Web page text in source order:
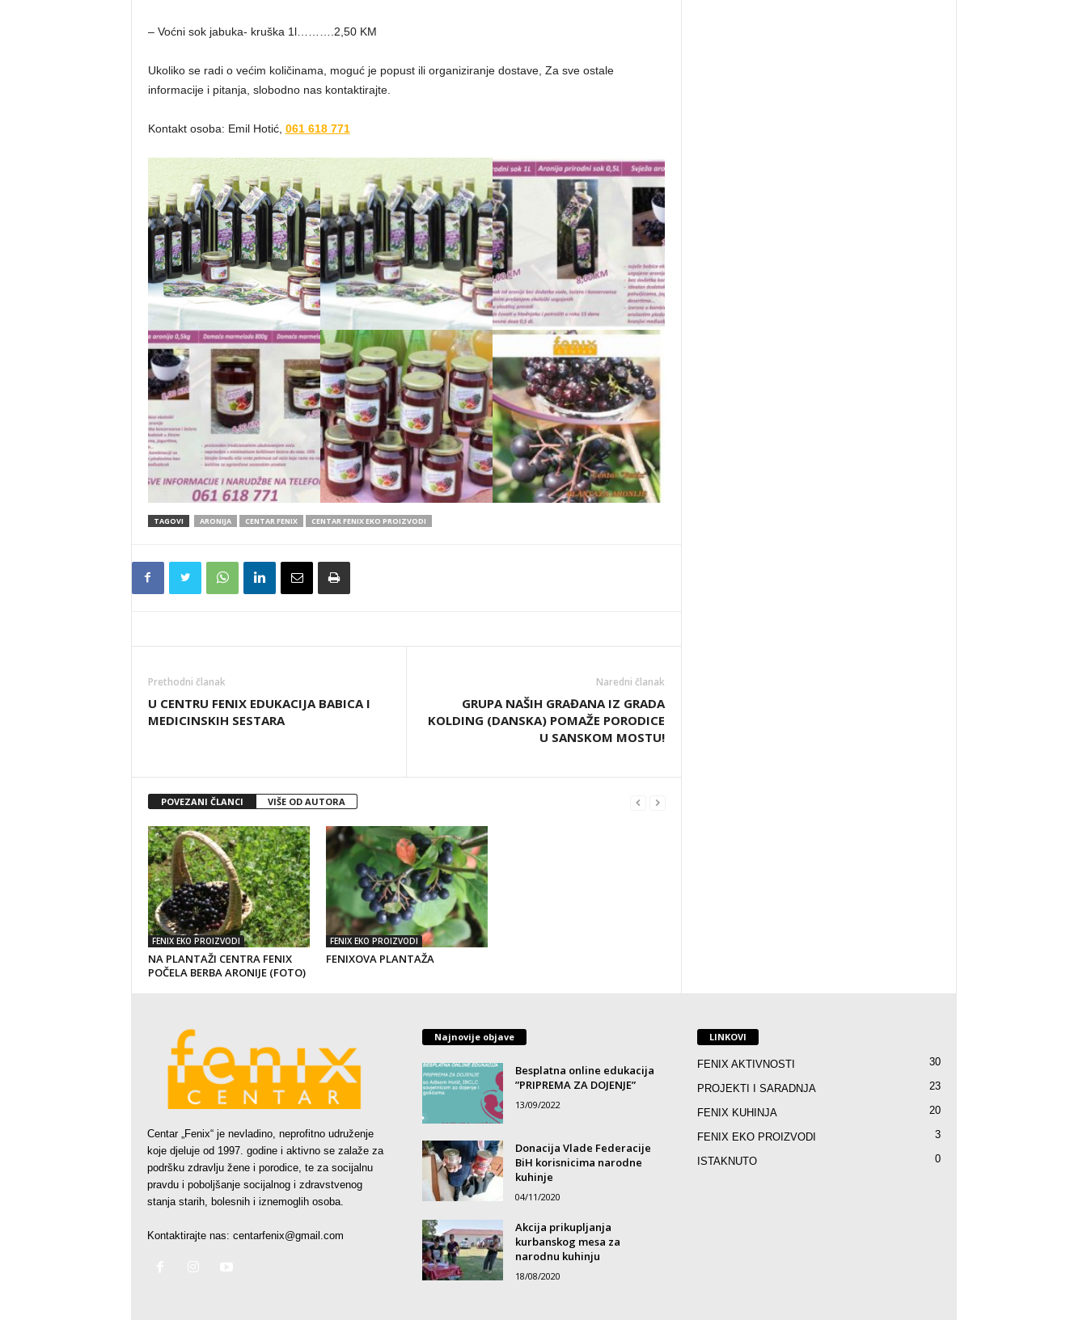
– Voćni sok jabuka- kruška 1l……….2,50 KM
Ukoliko se radi o većim količinama, moguć je popust ili organiziranje dostave, Za sve ostale
informacije i pitanja, slobodno nas kontaktirajte.
Kontakt osoba: Emil Hotić, 061 618 771
TAGOVI ARONIJA CENTAR FENIX CENTAR FENIX EKO PROIZVODI
Prethodni članak
U CENTRU FENIX EDUKACIJA BABICA I
MEDICINSKIH SESTARA
Naredni članak
GRUPA NAŠIH GRAĐANA IZ GRADA
KOLDING (DANSKA) POMAŽE PORODICE
U SANSKOM MOSTU!
POVEZANI ČLANCI VIŠE OD AUTORA
FENIX EKO PROIZVODI
NA PLANTAŽI CENTRA FENIX
POČELA BERBA ARONIJE (FOTO)
FENIX EKO PROIZVODI
FENIXOVA PLANTAŽA
Centar „Fenix“ je nevladino, neprofitno udruženje
koje djeluje od 1997. godine i aktivno se zalaže za
podršku zdravlju žene i porodice, te za socijalnu
pravdu i poboljšanje socijalnog i zdravstvenog
stanja starih, bolesnih i iznemoglih osoba.
Kontaktirajte nas: centarfenix@gmail.com
Najnovije objave
Besplatna online edukacija
”PRIPREMA ZA DOJENJE”
13/09/2022
Donacija Vlade Federacije
BiH korisnicima narodne
kuhinje
04/11/2020
Akcija prikupljanja
kurbanskog mesa za
narodnu kuhinju
18/08/2020
LINKOVI
FENIX AKTIVNOSTI 30
PROJEKTI I SARADNJA 23
FENIX KUHINJA 20
FENIX EKO PROIZVODI 3
ISTAKNUTO 0